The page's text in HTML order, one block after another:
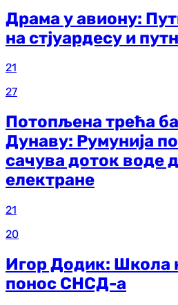
Драма у авиону:
на стјуардесу и
21
27
Потопљена трећа
Дунаву: Румунија
сачува доток воде
електране
21
20
Игор Додик: Школа
понос СНСД-а